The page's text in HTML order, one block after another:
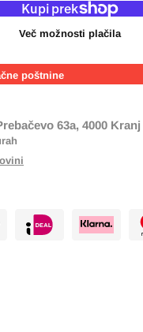
Več možnosti plačila
poštnine
63a, 4000 Kranj